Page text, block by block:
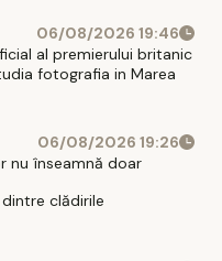
06/08/2026 19:46
al premierului britanic
fotografia in Marea
06/08/2026 19:26
nu înseamnă doar
clădirile